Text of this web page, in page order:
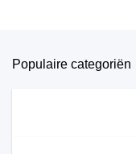
Populaire categoriën